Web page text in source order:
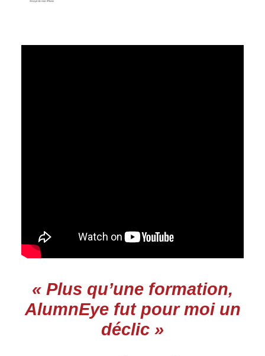
« Plus qu’une formation,
AlumnEye fut pour moi un
déclic »